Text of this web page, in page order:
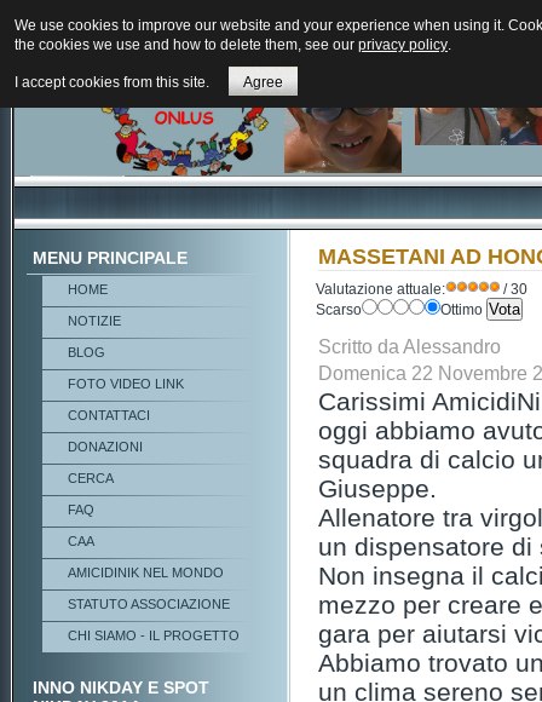
MENU PRINCIPALE
HOME
NOTIZIE
BLOG
FOTO VIDEO LINK
CONTATTACI
DONAZIONI
CERCA
FAQ
CAA
AMICIDINIK NEL MONDO
STATUTO ASSOCIAZIONE
CHI SIAMO - IL PROGETTO
INNO NIKDAY E SPOT
MASSETANI AD
Valutazione attuale:
/ 30
Scarso
Ottimo
Scritto da Alessandro
Domenica 22 Novembre
Carissimi
oggi abbiamo
squadra di calcio
Giuseppe.
Allenatore tra
un dispensatore di
Non insegna il
mezzo per creare
gara per aiutarsi
Abbiamo trovato
un clima sereno
We use cookies to improve our website and your experience when using it.
the cookies we use and how to delete them, see our privacy policy.
I accept cookies from this site. Agree